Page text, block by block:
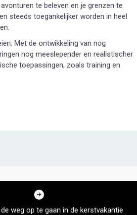
te beleven en je grenzen te
steeds toegankelijker worden in heel
Met de ontwikkeling van nog
nog meeslepender en realistischer
toepassingen, zoals training en
weg op te gaan in de kerstvakantie